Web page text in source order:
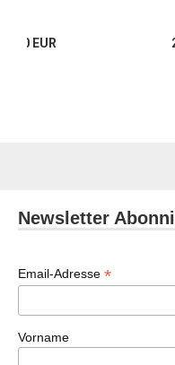
EUR
Newsletter
Email-Adresse *
Vorname